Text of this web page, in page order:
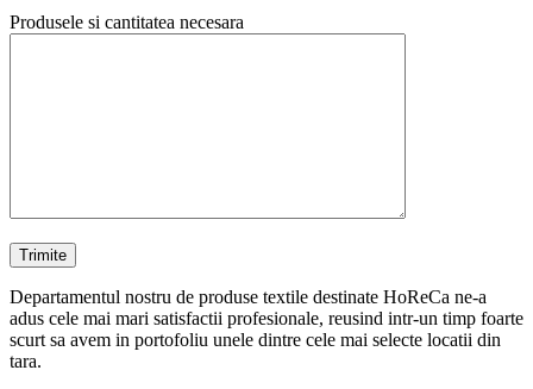
Produsele si cantitatea necesara
Departamentul nostru de produse textile destinate HoReCa ne-a
adus cele mai mari satisfactii profesionale, reusind intr-un timp foarte
scurt sa avem in portofoliu unele dintre cele mai selecte locatii din
tara.